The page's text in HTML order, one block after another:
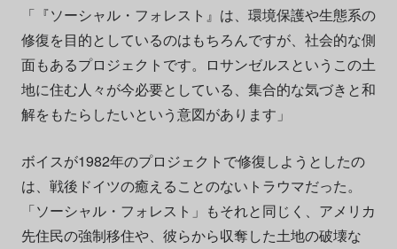
「『ソーシャル・フォレスト』は、環境保護や生態系の
修復を目的としているのはもちろんですが、社会的な側
面もあるプロジェクトです。ロサンゼルスというこの土
地に住む人々が今必要としている、集合的な気づきと和
解をもたらしたいという意図があります」
ボイスが1982年のプロジェクトで修復しようとしたの
は、戦後ドイツの癒えることのないトラウマだった。
「ソーシャル・フォレスト」もそれと同じく、アメリカ
先住民の強制移住や、彼らから収奪した土地の破壊な